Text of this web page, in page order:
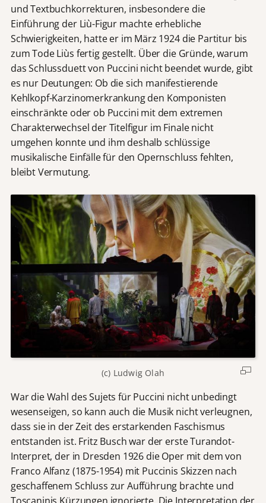
und Textbuchkorrekturen, insbesondere die
Einführung der Liù-Figur machte erhebliche
Schwierigkeiten, hatte er im März 1924 die Partitur bis
zum Tode Liùs fertig gestellt. Über die Gründe, warum
das Schlussduett von Puccini nicht beendet wurde, gibt
es nur Deutungen: Ob die sich manifestierende
Kehlkopf-Karzinomerkrankung den Komponisten
einschränkte oder ob Puccini mit dem extremen
Charakterwechsel der Titelfigur im Finale nicht
umgehen konnte und ihm deshalb schlüssige
musikalische Einfälle für den Opernschluss fehlten,
bleibt Vermutung.
(c) Ludwig Olah
War die Wahl des Sujets für Puccini nicht unbedingt
wesenseigen, so kann auch die Musik nicht verleugnen,
dass sie in der Zeit des erstarkenden Faschismus
entstanden ist. Fritz Busch war der erste Turandot-
Interpret, der in Dresden 1926 die Oper mit dem von
Franco Alfanz (1875-1954) mit Puccinis Skizzen nach
geschaffenem Schluss zur Aufführung brachte und